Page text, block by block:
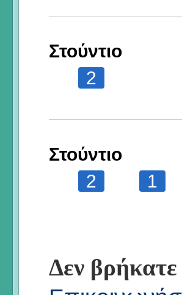
Στούντιο
2
Στούντιο
2
1
Δεν βρήκατε